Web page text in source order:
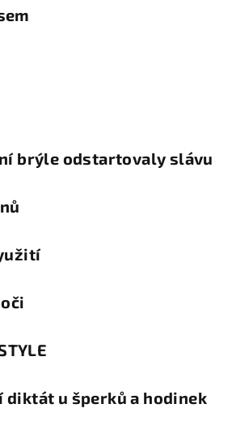
brýle odstartovaly slávu
diktát u šperků a hodinek